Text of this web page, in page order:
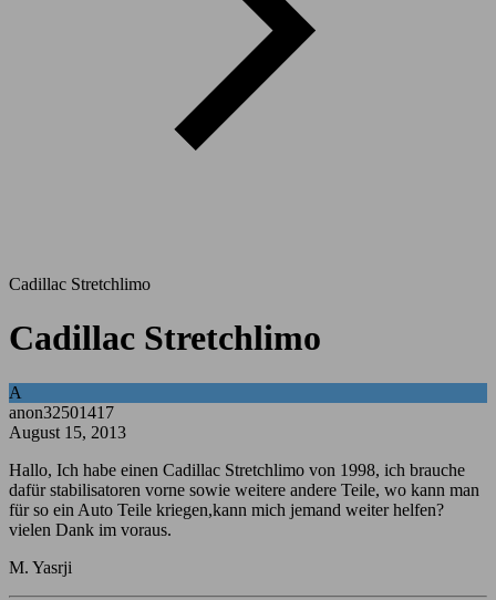
Cadillac Stretchlimo
Cadillac Stretchlimo
A
anon32501417
August 15, 2013
Hallo, Ich habe einen Cadillac Stretchlimo von 1998, ich brauche
dafür stabilisatoren vorne sowie weitere andere Teile, wo kann man
für so ein Auto Teile kriegen,kann mich jemand weiter helfen?
vielen Dank im voraus.
M. Yasrji